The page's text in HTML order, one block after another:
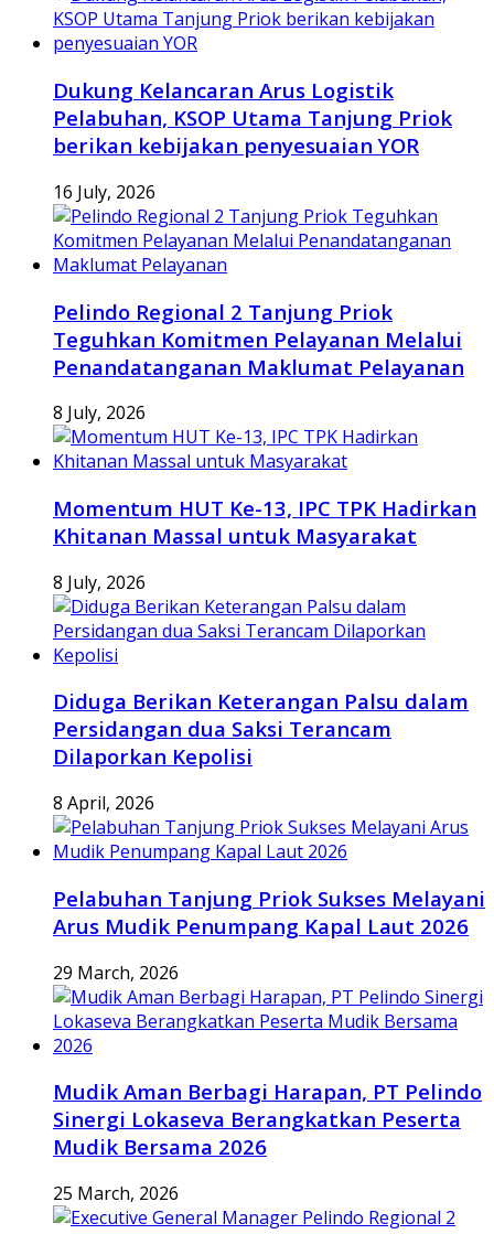
Dukung Kelancaran Arus Logistik
Pelabuhan, KSOP Utama Tanjung Priok
berikan kebijakan penyesuaian YOR
16 July, 2026
Pelindo Regional 2 Tanjung Priok
Teguhkan Komitmen Pelayanan Melalui
Penandatanganan Maklumat Pelayanan
8 July, 2026
Momentum HUT Ke-13, IPC TPK Hadirkan
Khitanan Massal untuk Masyarakat
8 July, 2026
Diduga Berikan Keterangan Palsu dalam
Persidangan dua Saksi Terancam
Dilaporkan Kepolisi
8 April, 2026
Pelabuhan Tanjung Priok Sukses Melayani
Arus Mudik Penumpang Kapal Laut 2026
29 March, 2026
Mudik Aman Berbagi Harapan, PT Pelindo
Sinergi Lokaseva Berangkatkan Peserta
Mudik Bersama 2026
25 March, 2026